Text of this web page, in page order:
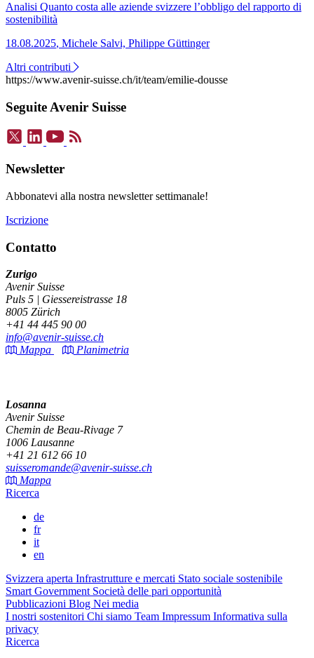
Analisi Quanto costa alle aziende svizzere l’obbligo del rapporto di
sostenibilità
18.08.2025, Michele Salvi, Philippe Güttinger
Altri contributi
https://www.avenir-suisse.ch/it/team/emilie-dousse
Seguite Avenir Suisse
Newsletter
Abbonatevi alla nostra newsletter settimanale!
Iscrizione
Contatto
Zurigo
Avenir Suisse
Puls 5 | Giessereistrasse 18
8005 Zürich
+41 44 445 90 00
info@avenir-suisse.ch
Mappa
Planimetria
Losanna
Avenir Suisse
Chemin de Beau-Rivage 7
1006 Lausanne
+41 21 612 66 10
suisseromande@avenir-suisse.ch
Mappa
Ricerca
de
fr
it
en
Svizzera aperta Infrastrutture e mercati Stato sociale sostenibile
Smart Government Società delle pari opportunità
Pubblicazioni Blog Nei media
I nostri sostenitori Chi siamo Team Impressum Informativa sulla
privacy
Ricerca